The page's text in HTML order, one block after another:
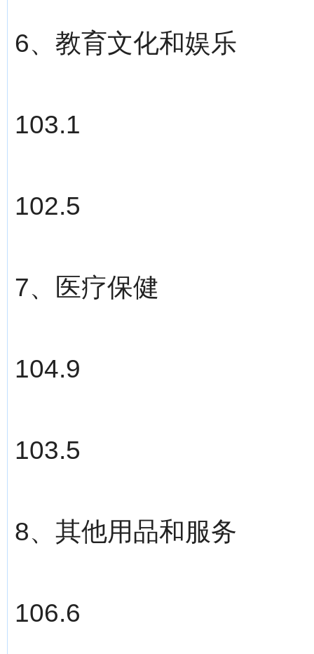
6、教育文化和娱乐
103.1
102.5
7、医疗保健
104.9
103.5
8、其他用品和服务
106.6